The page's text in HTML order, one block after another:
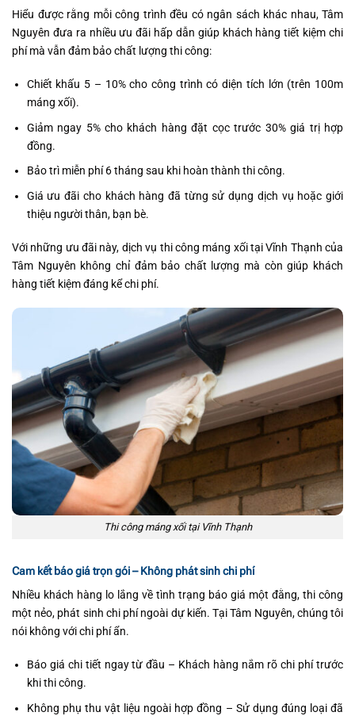
Hiểu được rằng mỗi công trình đều có ngân sách khác nhau, Tâm
Nguyên đưa ra nhiều ưu đãi hấp dẫn giúp khách hàng tiết kiệm chi
phí mà vẫn đảm bảo chất lượng thi công:
Chiết khấu 5 – 10% cho công trình có diện tích lớn (trên 100m
máng xối).
Giảm ngay 5% cho khách hàng đặt cọc trước 30% giá trị hợp
đồng.
Bảo trì miễn phí 6 tháng sau khi hoàn thành thi công.
Giá ưu đãi cho khách hàng đã từng sử dụng dịch vụ hoặc giới
thiệu người thân, bạn bè.
Với những ưu đãi này, dịch vụ thi công máng xối tại Vĩnh Thạnh của
Tâm Nguyên không chỉ đảm bảo chất lượng mà còn giúp khách
hàng tiết kiệm đáng kể chi phí.
Thi công máng xối tại Vĩnh Thạnh
Cam kết báo giá trọn gói – Không phát sinh chi phí
Nhiều khách hàng lo lắng về tình trạng báo giá một đằng, thi công
một nẻo, phát sinh chi phí ngoài dự kiến. Tại Tâm Nguyên, chúng tôi
nói không với chi phí ẩn.
Báo giá chi tiết ngay từ đầu – Khách hàng nắm rõ chi phí trước
khi thi công.
Không phụ thu vật liệu ngoài hợp đồng – Sử dụng đúng loại đã